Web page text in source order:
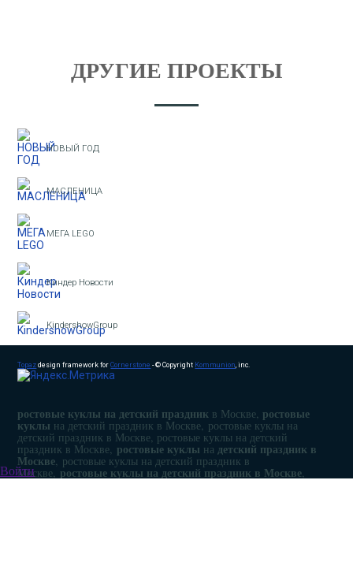
ДРУГИЕ ПРОЕКТЫ
НОВЫЙ ГОД
МАСЛЕНИЦА
МЕГА LEGO
Киндер Новости
KindershowGroup
Topaz design framework forCornerstone - © Copyright Kommunion, inc.
ростовые куклы на детский праздник в Москве, ростовые
куклы на детский праздник в Москве, ростовые куклы на
детский праздник в Москве, ростовые куклы на детский
праздник в Москве, ростовые куклы на детский праздник в
Москве , ростовые куклы на детский праздник в
Москве, ростовые куклы на детский праздник в Москве
Войти